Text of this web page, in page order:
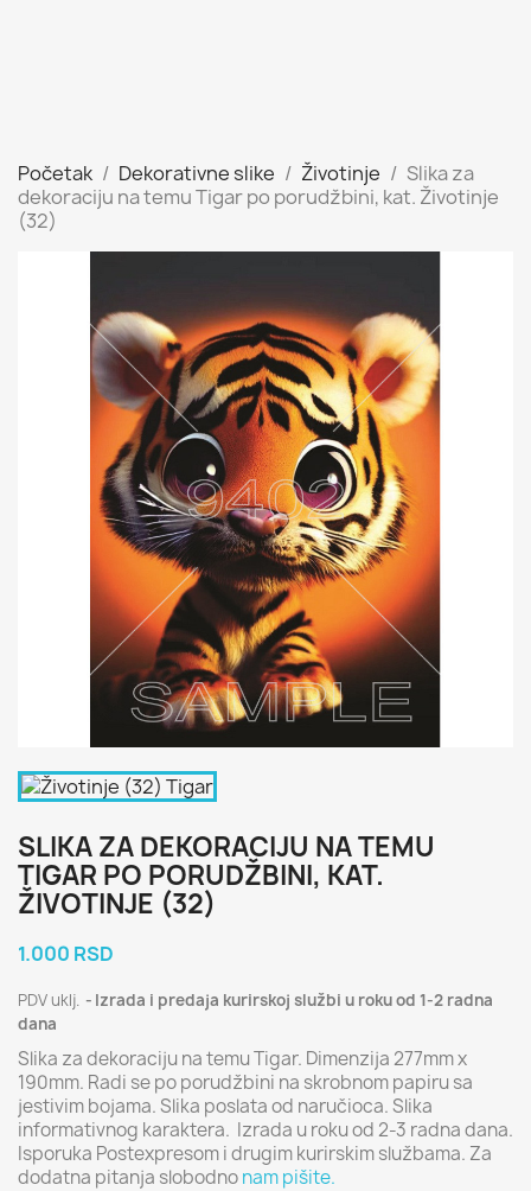
Početak Dekorativne slike Životinje
Slika za
dekoraciju na temu Tigar po porudžbini, kat. Životinje
(32)
SLIKA ZA DEKORACIJU NA TEMU
TIGAR PO PORUDŽBINI, KAT.
ŽIVOTINJE (32)
1.000 RSD
PDV uklj.
Izrada i predaja kurirskoj službi u roku od 1-2 radna
dana
Slika za dekoraciju na temu Tigar. Dimenzija 277mm x
190mm. Radi se po porudžbini na skrobnom papiru sa
jestivim bojama. Slika poslata od naručioca. Slika
informativnog karaktera. Izrada u roku od 2-3 radna dana.
Isporuka Postexpresom i drugim kurirskim službama. Za
dodatna pitanja slobodnonam pišite.